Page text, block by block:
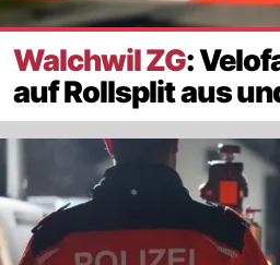
Walchwil ZG:
auf Rollsplit aus